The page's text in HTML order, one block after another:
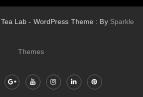
Lab - WordPress Theme : By Sparkle
Themes